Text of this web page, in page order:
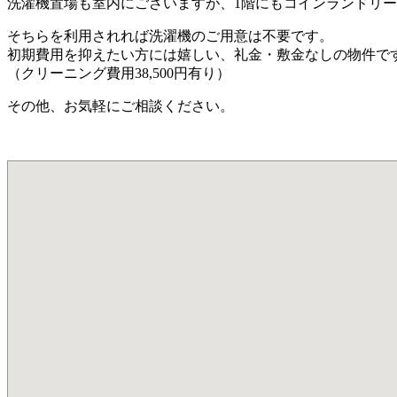
そちらを利用されれば洗濯機のご用意は不要です。
初期費用を抑えたい方には嬉しい、礼金・敷金なしの物件で
（クリーニング費用38,500円有り）
その他、お気軽にご相談ください。